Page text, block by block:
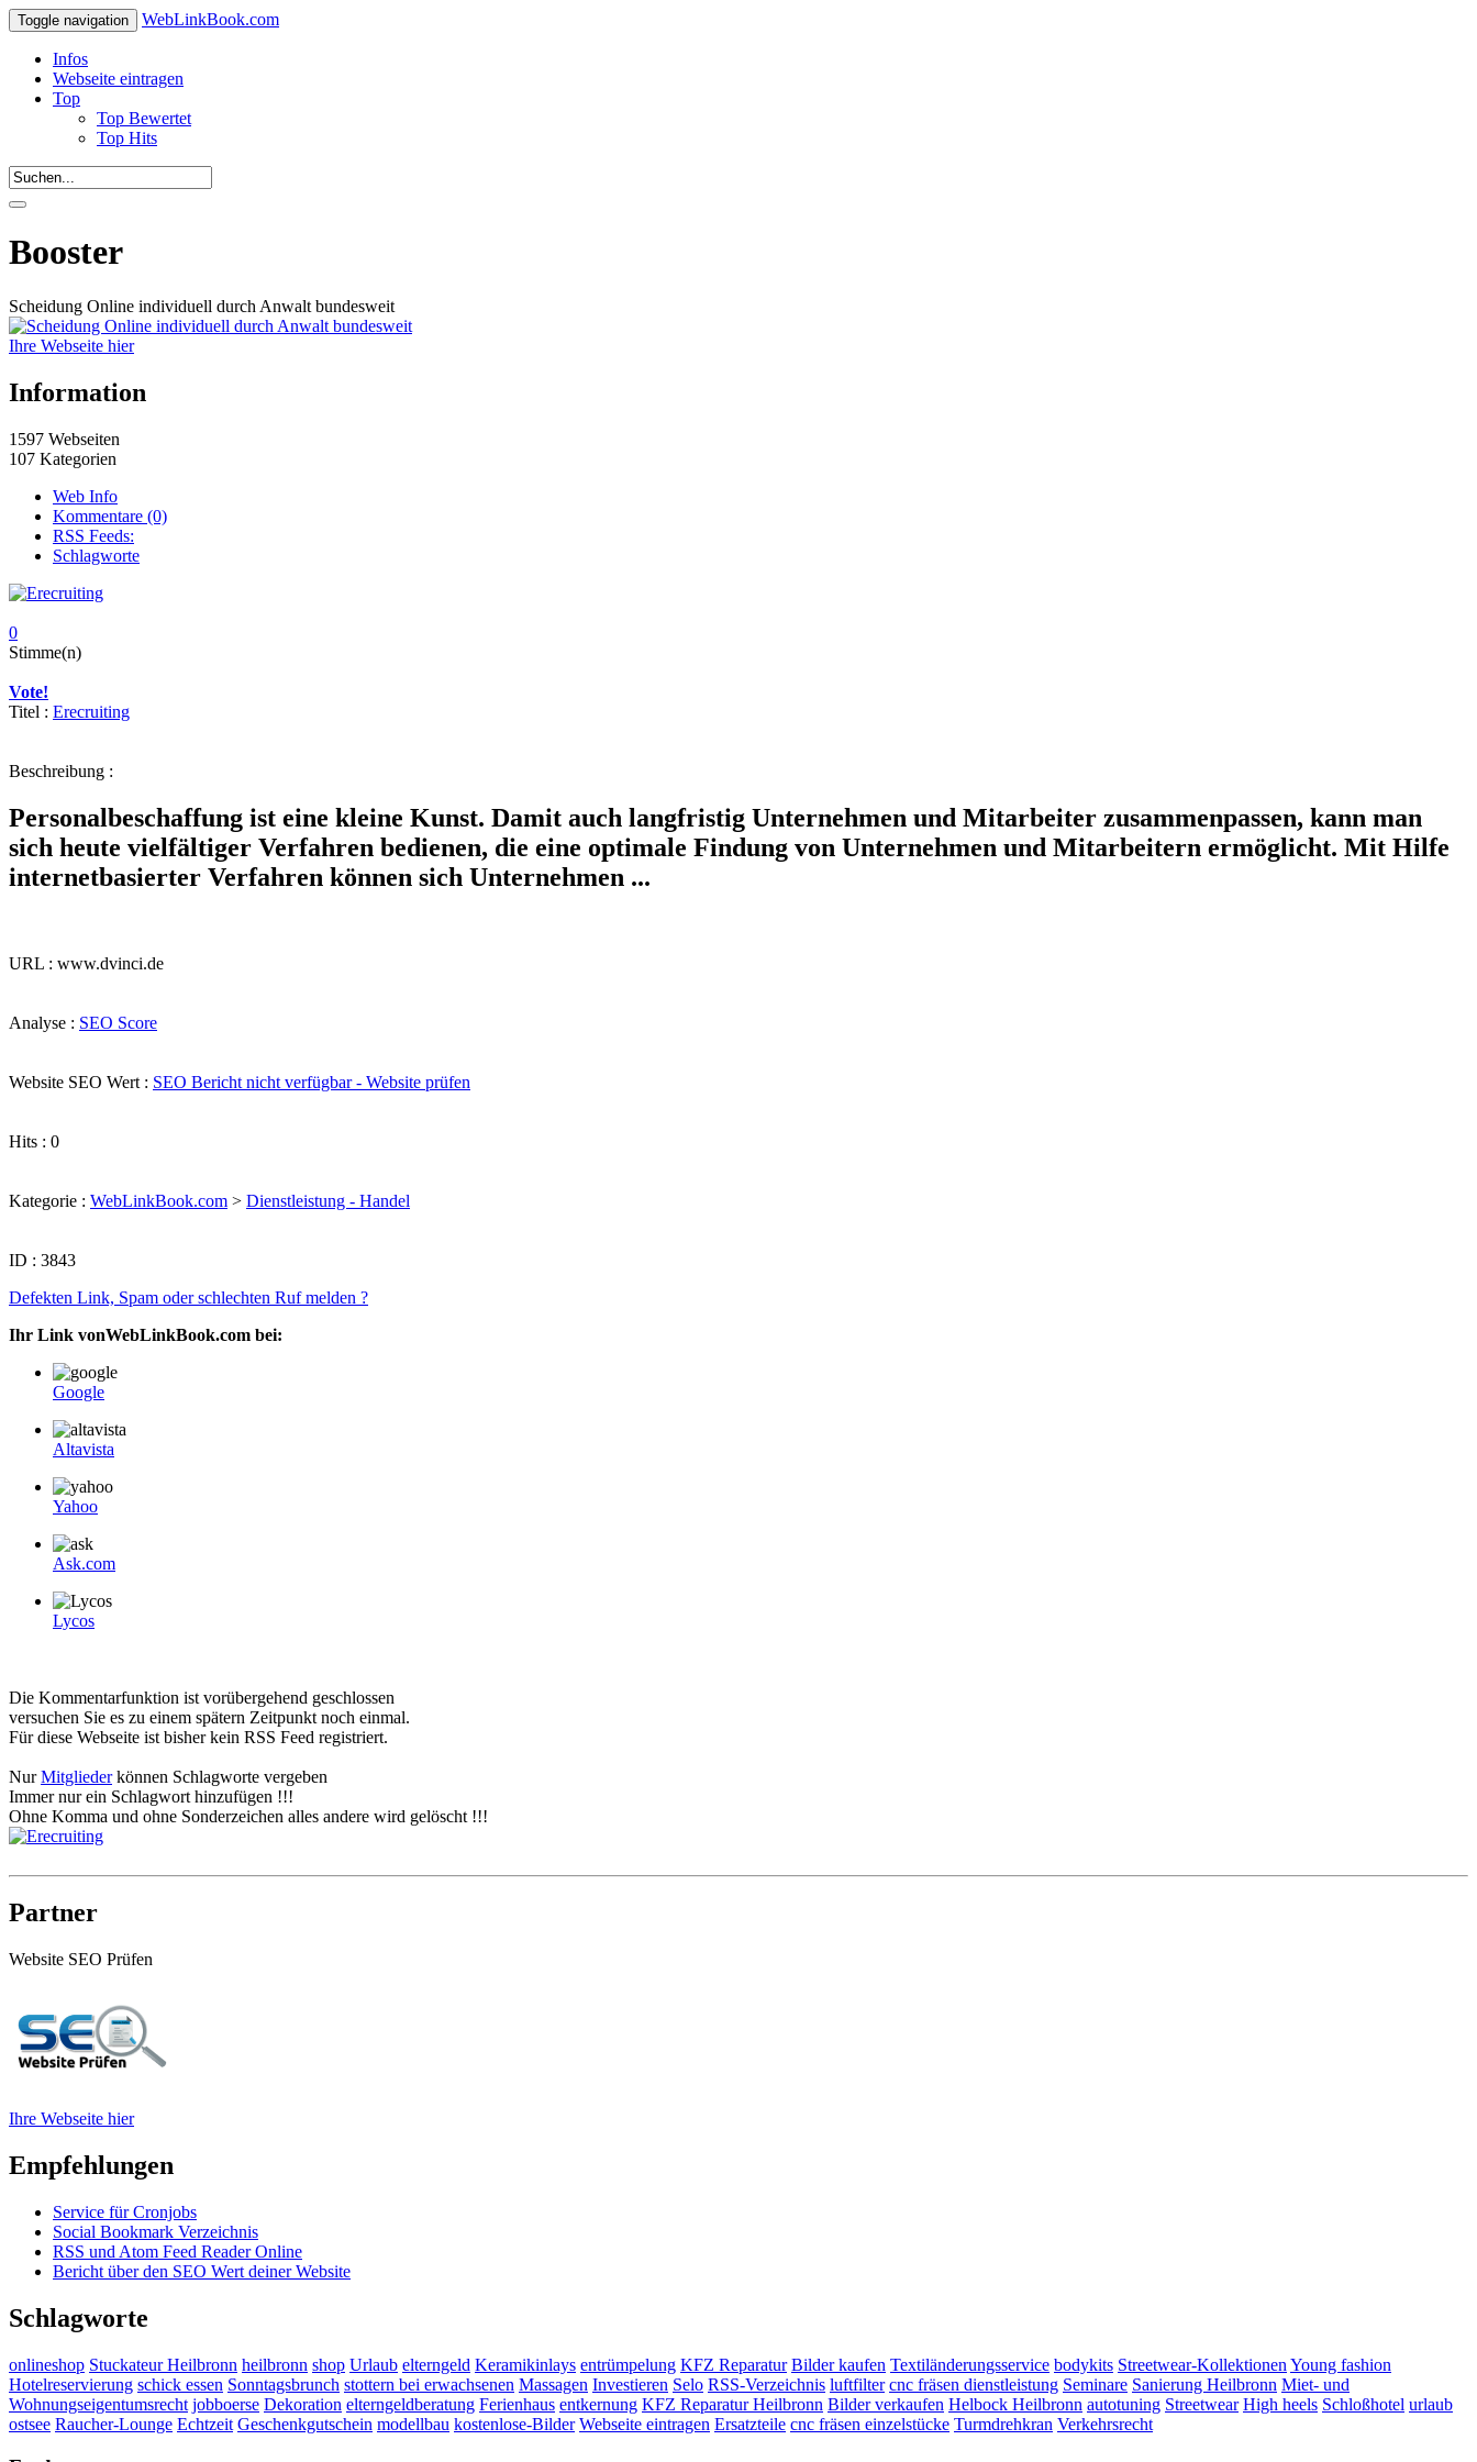
Toggle navigation WebLinkBook.com
Infos
Webseite eintragen
Top
Top Bewertet
Top Hits
Booster
Scheidung Online individuell durch Anwalt bundesweit
Ihre Webseite hier
Information
1597 Webseiten
107 Kategorien
Web Info
Kommentare (0)
RSS Feeds:
Schlagworte
0
Stimme(n)
Vote!
Titel : Erecruiting
Beschreibung :
Personalbeschaffung ist eine kleine Kunst. Damit auch langfristig Unternehmen und Mitarbeiter zusammenpassen, kann man
sich heute vielfältiger Verfahren bedienen, die eine optimale Findung von Unternehmen und Mitarbeitern ermöglicht. Mit Hilfe
internetbasierter Verfahren können sich Unternehmen ...
URL : www.dvinci.de
Analyse : SEO Score
Website SEO Wert : SEO Bericht nicht verfügbar - Website prüfen
Hits : 0
Kategorie : WebLinkBook.com > Dienstleistung - Handel
ID : 3843
Defekten Link, Spam oder schlechten Ruf melden ?
Ihr Link vonWebLinkBook.com bei:
Google
Altavista
Yahoo
Ask.com
Lycos
Die Kommentarfunktion ist vorübergehend geschlossen
versuchen Sie es zu einem spätern Zeitpunkt noch einmal.
Für diese Webseite ist bisher kein RSS Feed registriert.
NurMitgliederkönnen Schlagworte vergeben
Immer nur ein Schlagwort hinzufügen !!!
Ohne Komma und ohne Sonderzeichen alles andere wird gelöscht !!!
Partner
Website SEO Prüfen
Ihre Webseite hier
Empfehlungen
Service für Cronjobs
Social Bookmark Verzeichnis
RSS und Atom Feed Reader Online
Bericht über den SEO Wert deiner Website
Schlagworte
onlineshop Stuckateur Heilbronn heilbronn shop Urlaub elterngeld Keramikinlays entrümpelung KFZ Reparatur Bilder kaufen Textiländerungsservice bodykits Streetwear-Kollektionen Young fashion
Hotelreservierung schick essen Sonntagsbrunch stottern bei erwachsenen Massagen Investieren Selo RSS-Verzeichnis luftfilter cnc fräsen dienstleistung Seminare Sanierung Heilbronn Miet- und
Wohnungseigentumsrecht jobboerse Dekoration elterngeldberatung Ferienhaus entkernung KFZ Reparatur Heilbronn Bilder verkaufen Helbock Heilbronn autotuning Streetwear High heels Schloßhotel urlaub
ostsee Raucher-Lounge Echtzeit Geschenkgutschein modellbau kostenlose-Bilder Webseite eintragen Ersatzteile cnc fräsen einzelstücke Turmdrehkran Verkehrsrecht